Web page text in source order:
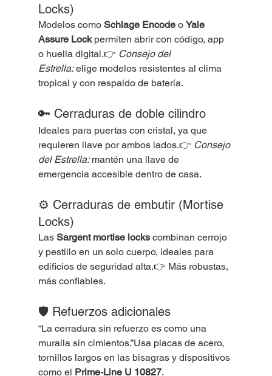
Locks)
Modelos como Schlage Encode o Yale
Assure Lock permiten abrir con código, app
o huella digital.👉 Consejo del
Estrella: elige modelos resistentes al clima
tropical y con respaldo de batería.
🔑 Cerraduras de doble cilindro
Ideales para puertas con cristal, ya que
requieren llave por ambos lados.👉 Consejo
del Estrella: mantén una llave de
emergencia accesible dentro de casa.
⚙️ Cerraduras de embutir (Mortise
Locks)
Las Sargent mortise locks combinan cerrojo
y pestillo en un solo cuerpo, ideales para
edificios de seguridad alta.👉 Más robustas,
más confiables.
🛡 Refuerzos adicionales
“La cerradura sin refuerzo es como una
muralla sin cimientos.”Usa placas de acero,
tornillos largos en las bisagras y dispositivos
como el Prime-Line U 10827.